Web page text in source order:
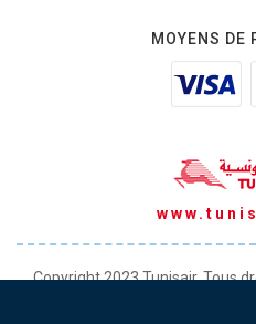
MOYENS DE
Copyright 2023 Tunisair. Tous